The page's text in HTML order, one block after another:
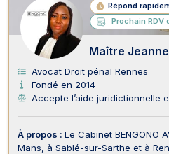
Répond
Prochain RDV
Maître Jeanne
Avocat Droit pénal Rennes
Fondé en 2014
Accepte l’aide juridictionnelle
À propos : Le Cabinet BENGONO
Mans, à Sablé-sur-Sarthe et à